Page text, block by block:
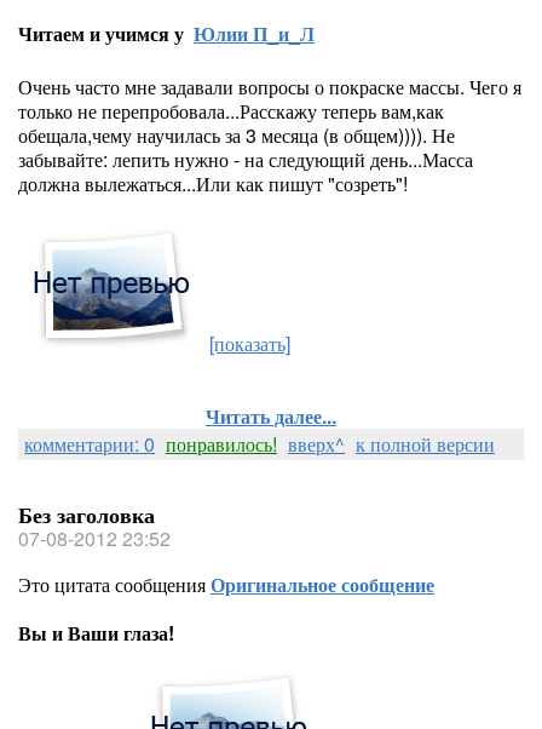
Читаем и учимся у Юлии П_и_Л
Очень часто мне задавали вопросы о покраске массы. Чего я
только не перепробовала...Расскажу теперь вам,как
обещала,чему научилась за 3 месяца (в общем)))). Не
забывайте: лепить нужно - на следующий день...Масса
должна вылежаться...Или как пишут "созреть"!
[показать]
Читать далее...
комментарии: 0 понравилось! вверх^ к полной версии
Без заголовка
07-08-2012 23:52
Это цитата сообщенияОригинальное сообщение
Вы и Ваши глаза!